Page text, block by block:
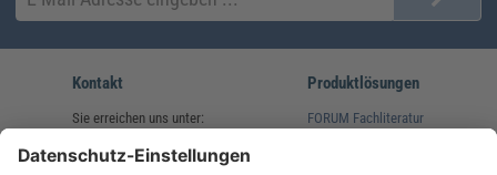
Kontakt
Sie erreichen uns unter:
(08233) 38 11 23
Produktlösungen
FORUM Fachliteratur